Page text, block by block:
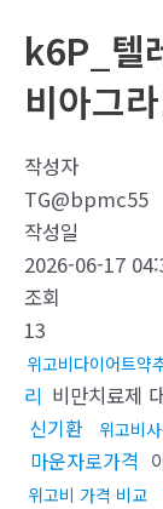
k6P_텔
비아그
작성자
TG@bpmc55
작성일
2026-06-17
조회
13
위고비다이어트약
리 비만치료제
신기환
위고비
마운자로가격
위고비 가격 비교